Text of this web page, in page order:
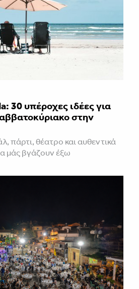
30 υπέροχες ιδέες για
στην
πάρτι, θέατρο και αυθεντικά
μάς βγάζουν έξω